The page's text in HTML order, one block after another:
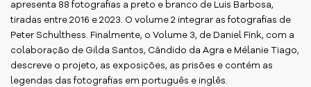
apresenta 88 fotografias a preto e branco de Luis Barbosa,
tiradas entre 2016 e 2023. O volume 2 integrar as fotografias de
Peter Schulthess. Finalmente, o Volume 3, de Daniel Fink, com a
colaboração de Gilda Santos, Cândido da Agra e Mélanie Tiago,
descreve o projeto, as exposições, as prisões e contém as
legendas das fotografias em português e inglês.